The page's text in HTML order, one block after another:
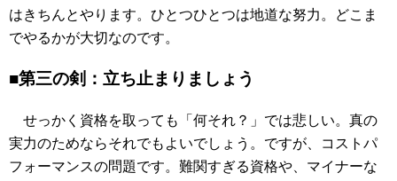
はきちんとやります。ひとつひとつは地道な努力。どこま
でやるかが大切なのです。
■第三の剣：立ち止まりましょう
せっかく資格を取っても「何それ？」では悲しい。真の
実力のためならそれでもよいでしょう。ですが、コストパ
フォーマンスの問題です。難関すぎる資格や、マイナーな